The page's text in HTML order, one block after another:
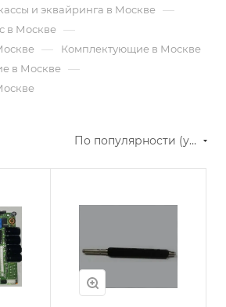
и эквайринга в Москве —
в Москве —
— Комплектующие в Москве
в Москве —
По популярности (убывание)